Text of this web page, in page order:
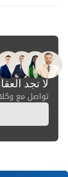
لا تجد
تواصل مع